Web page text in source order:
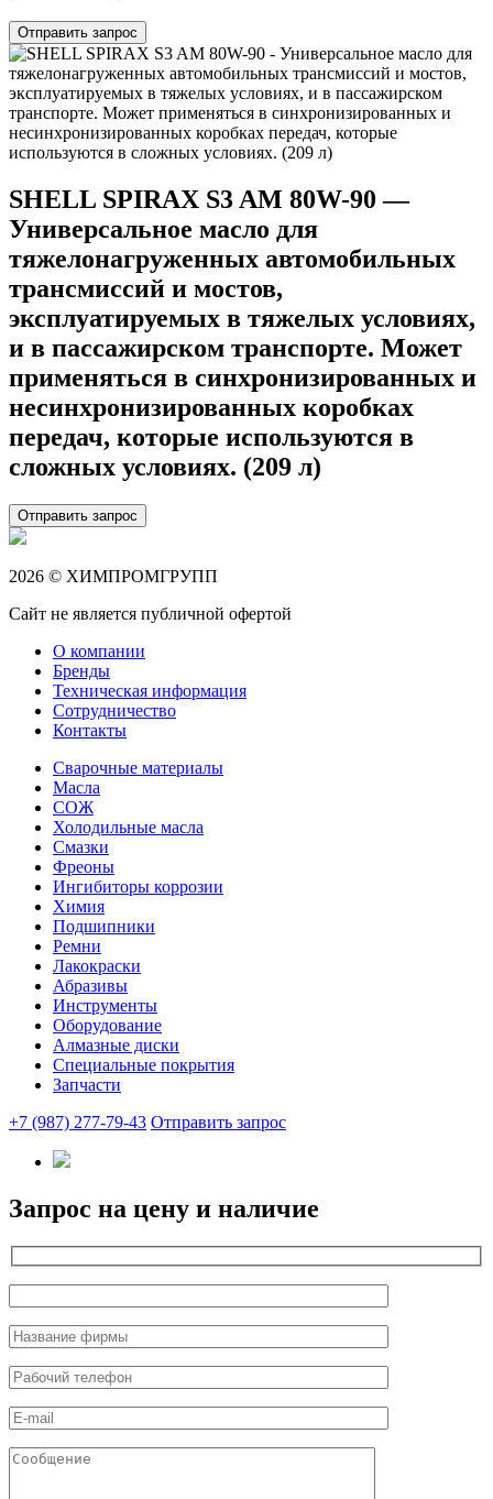
Отправить запрос
SHELL SPIRAX S3 AM 80W-90 —
Универсальное масло для
тяжелонагруженных автомобильных
трансмиссий и мостов,
эксплуатируемых в тяжелых условиях,
и в пассажирском транспорте. Может
применяться в синхронизированных и
несинхронизированных коробках
передач, которые используются в
сложных условиях. (209 л)
Отправить запрос
2026 © ХИМПРОМГРУПП
Сайт не является публичной офертой
О компании
Бренды
Техническая информация
Сотрудничество
Контакты
Сварочные материалы
Масла
СОЖ
Холодильные масла
Смазки
Фреоны
Ингибиторы коррозии
Химия
Подшипники
Ремни
Лакокраски
Абразивы
Инструменты
Оборудование
Алмазные диски
Специальные покрытия
Запчасти
+7 (987) 277-79-43 Отправить запрос
Запрос на цену и наличие